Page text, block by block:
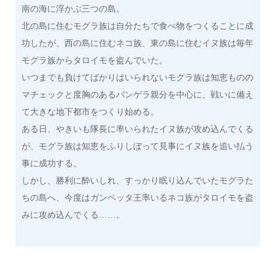
南の海に浮かぶ三つの島。
北の島に住むモグラ族は自分たちで食べ物をつくることに成
功したが、西の島に住むネコ族、東の島に住むイヌ族は毎年
モグラ族からタロイモを盗んでいた。
いつまでも負けてばかりはいられないモグラ族は知恵ものの
マチェックと度胸のあるバンゲラ親分を中心に、戦いに備え
て大きな地下都市をつくり始める。
ある日、やきいも隊長に率いられたイヌ族が攻め込んでくる
が、モグラ族は知恵をふりしぼって見事にイヌ族を追い払う
事に成功する。
しかし、勝利に酔いしれ、すっかり眠り込んでいたモグラた
ちの島へ、今度はガンペッタ王率いるネコ族がタロイモを盗
みに攻め込んでくる……。